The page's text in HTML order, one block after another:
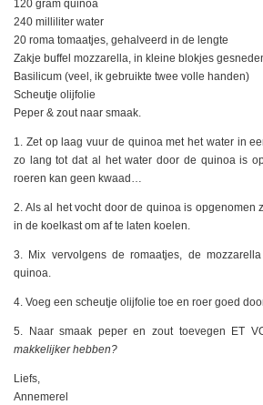
120 gram quinoa
240 milliliter water
20 roma tomaatjes, gehalveerd in de lengte
Zakje buffel mozzarella, in kleine blokjes
Basilicum (veel, ik gebruikte twee volle handen)
Scheutje olijfolie
Peper & zout naar smaak.
1. Zet op laag vuur de quinoa met het water in
zo lang tot dat al het water door de quinoa is
roeren kan geen kwaad…
2. Als al het vocht door de quinoa is opgenomen
in de koelkast om af te laten koelen.
3. Mix vervolgens de romaatjes, de
quinoa.
4. Voeg een scheutje olijfolie toe en roer goed
5. Naar smaak peper en zout toevegen ET
makkelijker hebben?
Liefs,
Annemerel